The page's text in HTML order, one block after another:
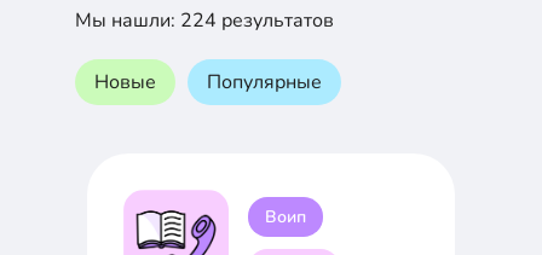
Мы нашли: 224 результатов
Новые Популярные
Воип